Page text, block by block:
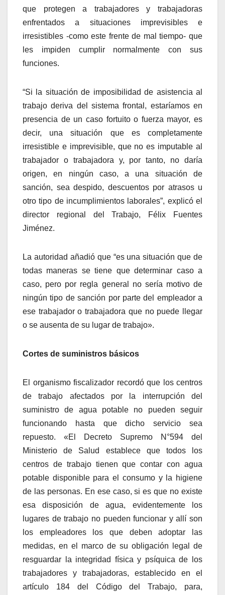
que protegen a trabajadores y trabajadoras
enfrentados a situaciones imprevisibles e
irresistibles -como este frente de mal tiempo- que
les impiden cumplir normalmente con sus
funciones.
“Si la situación de imposibilidad de asistencia al
trabajo deriva del sistema frontal, estaríamos en
presencia de un caso fortuito o fuerza mayor, es
decir, una situación que es completamente
irresistible e imprevisible, que no es imputable al
trabajador o trabajadora y, por tanto, no daría
origen, en ningún caso, a una situación de
sanción, sea despido, descuentos por atrasos u
otro tipo de incumplimientos laborales”, explicó el
director regional del Trabajo, Félix Fuentes
Jiménez.
La autoridad añadió que “es una situación que de
todas maneras se tiene que determinar caso a
caso, pero por regla general no sería motivo de
ningún tipo de sanción por parte del empleador a
ese trabajador o trabajadora que no puede llegar
o se ausenta de su lugar de trabajo».
Cortes de suministros básicos
El organismo fiscalizador recordó que los centros
de trabajo afectados por la interrupción del
suministro de agua potable no pueden seguir
funcionando hasta que dicho servicio sea
repuesto. «El Decreto Supremo N°594 del
Ministerio de Salud establece que todos los
centros de trabajo tienen que contar con agua
potable disponible para el consumo y la higiene
de las personas. En ese caso, si es que no existe
esa disposición de agua, evidentemente los
lugares de trabajo no pueden funcionar y allí son
los empleadores los que deben adoptar las
medidas, en el marco de su obligación legal de
resguardar la integridad física y psíquica de los
trabajadores y trabajadoras, establecido en el
artículo 184 del Código del Trabajo, para,